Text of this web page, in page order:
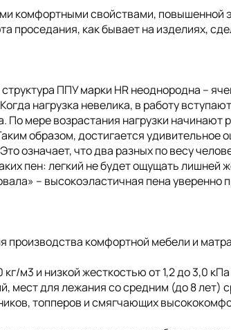
комфортными свойствами, повышенной
проседания, как бывает на изделиях,
ППУ марки HR неоднородна –
нагрузка невелика, в работу
По мере возрастания нагрузки начинают
образом, достигается удивительное
означает, что два разных по весу
пен: легкий не будет ощущать лишней
– высокоэластичная пена уверенно
производства комфортной мебели и
м3 и низкой жесткостью от 1,2 до 3,0
мест для лежания со средним (до 8 лет)
топперов и смягчающих